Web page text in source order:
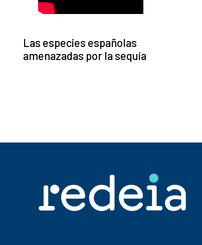
Las especies españolas
amenazadas por la sequía